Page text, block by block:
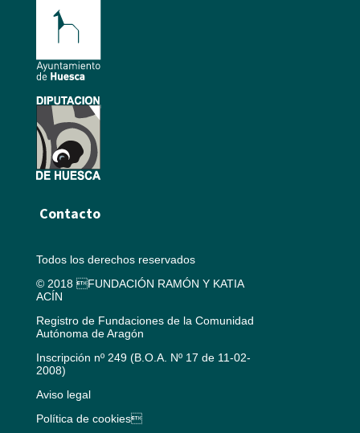
Contacto
Todos los derechos reservados
© 2018 FUNDACIÓN RAMÓN Y KATIA
ACÍN
Registro de Fundaciones de la Comunidad
Autónoma de Aragón
Inscripción nº 249 (B.O.A. Nº 17 de 11-02-
2008)
Aviso legal
Política de cookies